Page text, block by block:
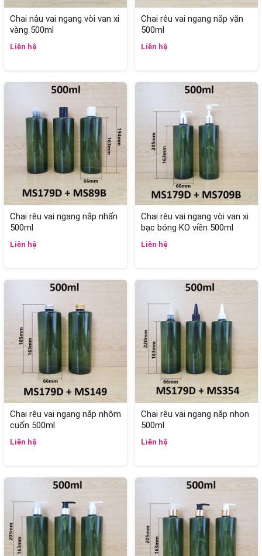
Chai nâu vai ngang vòi van xi
vàng 500ml
Liên hệ
Chai rêu vai ngang nắp vặn
500ml
Liên hệ
Chai rêu vai ngang nắp nhấn
500ml
Liên hệ
Chai rêu vai ngang vòi van xi
bạc bóng KO viền 500ml
Liên hệ
Chai rêu vai ngang nắp nhôm
cuốn 500ml
Liên hệ
Chai rêu vai ngang nắp nhọn
500ml
Liên hệ